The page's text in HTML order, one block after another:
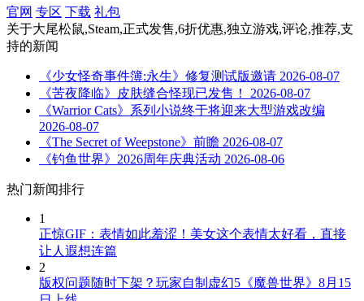
官网 专区 下载 礼包
关于大尾松鼠,Steam,正式发售,6折优惠,独立游戏,评论,推荐,支
持的新闻
《少女怪奇事件簿:永生》修复测试版邀请 2026-08-07
《苦夜降临》皮肤缝合怪现已发售！
2026-08-07
《Warrior Cats》系列小说终于将迎来大型游戏改编
2026-08-07
《The Secret of Weepstone》前瞻 2026-08-07
《钓鱼世界》2026周年庆典活动 2026-08-06
热门新闻排行
1
正惊GIF：表情如此羞涩！美女这个表情太好看，直接
让人遐想连篇
2
版权问题随时下架？玩家自制虚幻5《魔兽世界》8月15